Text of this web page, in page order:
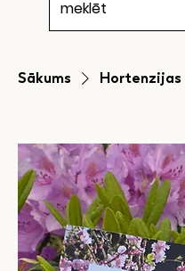
Sākums Hortenzijas